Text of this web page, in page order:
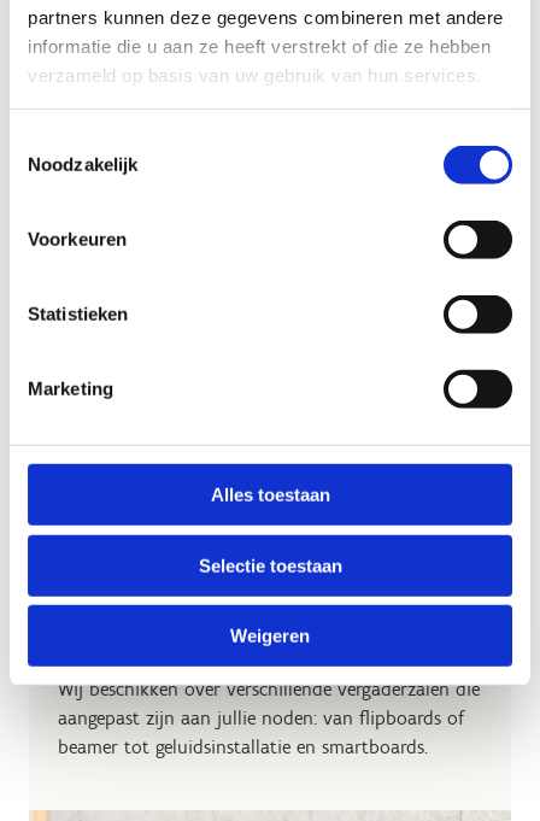
partners kunnen deze gegevens combineren met andere
informatie die u aan ze heeft verstrekt of die ze hebben
verzameld op basis van uw gebruik van hun services.
Noodzakelijk
Voorkeuren
Statistieken
Marketing
Alles toestaan
Selectie toestaan
Weigeren
bekijken graag met jou de verschillende
programma uit.
Kom met je sportclub of -vereniging bij ons op
Op teambuilding met je bedrijf
combineren met een sportieve teambuilding.
Kies voor een eendaagse of meerdaags verblijf en
maak een keuze uit tal van sportieve
teambuildingsactiviteiten. Wij bieden verschillende
initiaties zeilen of windsurfen tot kajak, raften of
Wij beschikken over verschillende vergaderzalen die
aangepast zijn aan jullie noden: van flipboards of
beamer tot geluidsinstallatie en smartboards.